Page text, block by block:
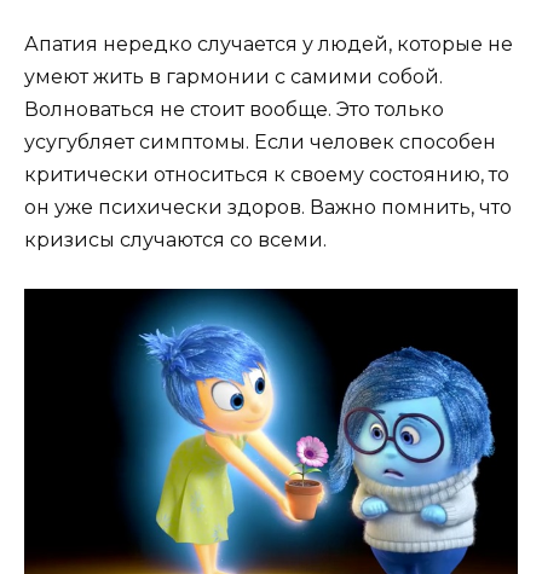
Апатия нередко случается у людей, которые не
умеют жить в гармонии с самими собой.
Волноваться не стоит вообще. Это только
усугубляет симптомы. Если человек способен
критически относиться к своему состоянию, то
он уже психически здоров. Важно помнить, что
кризисы случаются со всеми.